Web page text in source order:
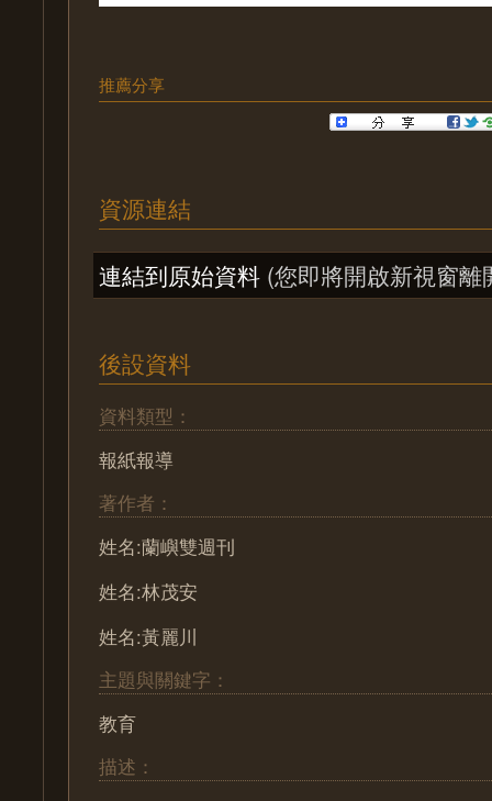
推薦分享
資源連結
連結到原始資料 (您即將開啟新視窗離
後設資料
資料類型：
報紙報導
著作者：
姓名:蘭嶼雙週刊
姓名:林茂安
姓名:黃麗川
主題與關鍵字：
教育
描述：